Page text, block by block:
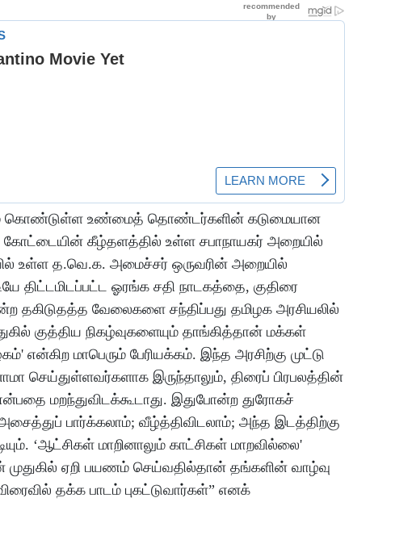
கொண்டுள்ள உண்மைத் தொண்டர்களின் கடுமையான
கோட்டையின் கீழ்தளத்தில் உள்ள சபாநாயகர் அறையில்
உள்ள த.வெ.க. அமைச்சர் ஒருவரின் அறையில்
திட்டமிடப்பட்ட ஓரங்க சதி நாடகத்தை, குதிரை
வேலைகளை சந்திப்பது தமிழக அரசியலில்
குத்திய நிகழ்வுகளையும் தாங்கித்தான் மக்கள்
என்கிற மாபெரும் பேரியக்கம். இந்த அரசிற்கு முட்டு
செய்துள்ளவர்களாக இருந்தாலும், திரைப் பிரபலத்தின்
மறந்துவிடக்கூடாது. இதுபோன்ற துரோகச்
பார்க்கலாம்; வீழ்த்திவிடலாம்; அந்த இடத்திற்கு
‘ஆட்சிகள் மாறினாலும் காட்சிகள் மாறவில்லை'
ஏறி பயணம் செய்வதில்தான் தங்களின் வாழ்வு
தக்க பாடம் புகட்டுவார்கள்” எனக்